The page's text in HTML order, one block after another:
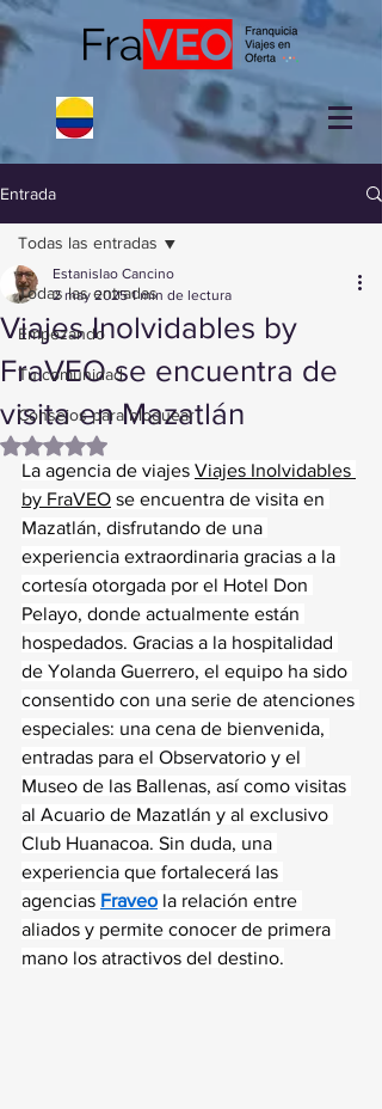
Entrada
Todas las entradas
Empezando
Tu comunidad
Consejos para bloguear
Todas las entradas
Viajes Inolvidables by
FraVEO se encuentra de
visita en Mazatlán
Estanislao Cancino
2 may 2025 1 min de lectura
Obtuvo NaN de 5 estrellas.
La agencia de viajes Viajes Inolvidables
by FraVEO se encuentra de visita en
Mazatlán, disfrutando de una
experiencia extraordinaria gracias a la
cortesía otorgada por el Hotel Don
Pelayo, donde actualmente están
hospedados. Gracias a la hospitalidad
de Yolanda Guerrero, el equipo ha sido
consentido con una serie de atenciones
especiales: una cena de bienvenida,
entradas para el Observatorio y el
Museo de las Ballenas, así como visitas
al Acuario de Mazatlán y al exclusivo
Club Huanacoa. Sin duda, una
experiencia que fortalecerá las
agencias Fraveo la relación entre
aliados y permite conocer de primera
mano los atractivos del destino.